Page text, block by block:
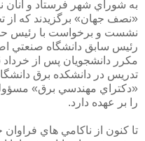
به شوراي شهر فرستاد و آنان
«نصف جهان» برگزيدند كه
نشست و برخواست با رئيس
رئيس سابق دانشگاه صنعتي
تدريس در دانشكده برق
«دكتراي مهندسي برق»
را بر عهده دارد.
تا كنون از ناكامي هاي